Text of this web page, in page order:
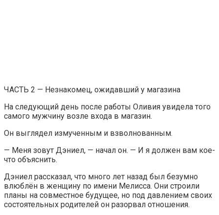
ЧАСТЬ 2 — Незнакомец, ожидавший у магазина
На следующий день после работы Оливия увидела того
самого мужчину возле входа в магазин.
Он выглядел измученным и взволнованным.
— Меня зовут Дэниел, — начал он. — И я должен вам кое-
что объяснить.
Дэниел рассказал, что много лет назад был безумно
влюблён в женщину по имени Мелисса. Они строили
планы на совместное будущее, но под давлением своих
состоятельных родителей он разорвал отношения.